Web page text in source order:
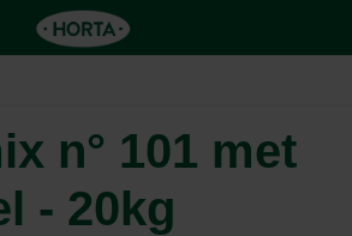
n° 101 met
- 20kg